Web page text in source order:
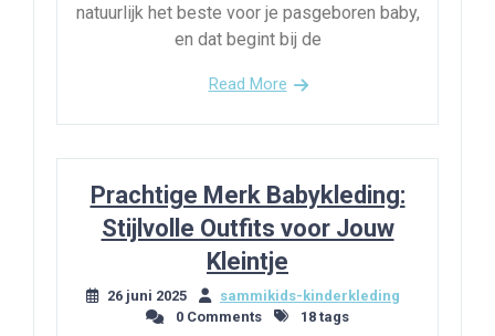
natuurlijk het beste voor je pasgeboren baby,
en dat begint bij de
Read More
Prachtige Merk Babykleding:
Stijlvolle Outfits voor Jouw
Kleintje
26 juni 2025
sammikids-kinderkleding
0 Comments
18 tags